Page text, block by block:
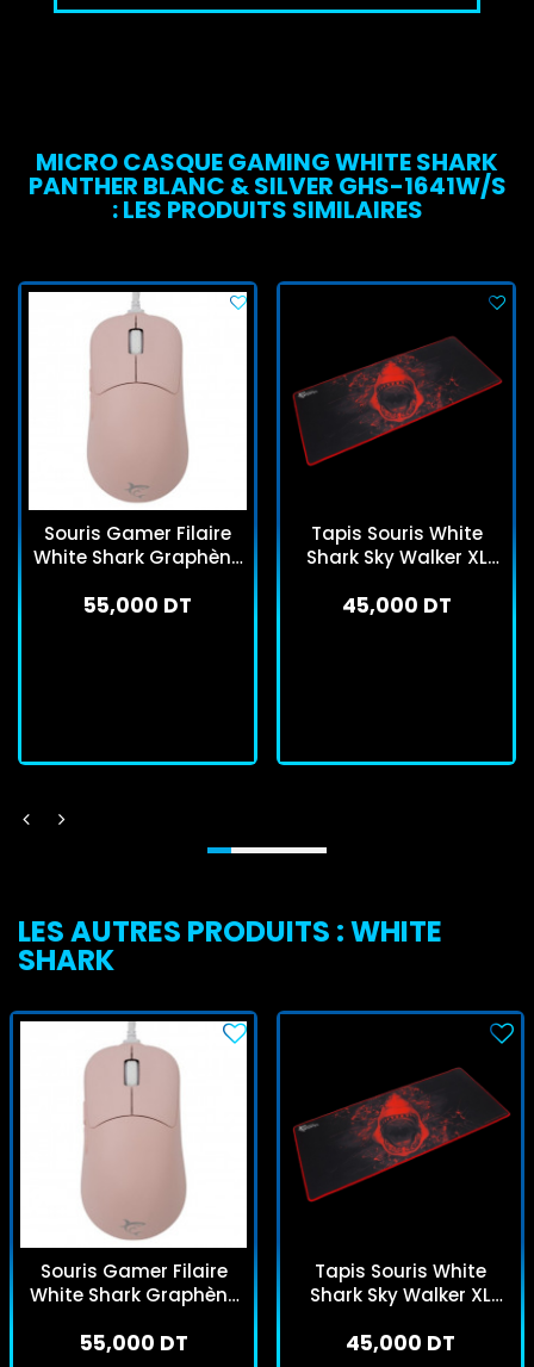
MICRO CASQUE GAMING WHITE SHARK
PANTHER BLANC & SILVER GHS-1641W/S
: LES PRODUITS SIMILAIRES
Souris Gamer Filaire
White Shark Graphène
55,000 DT
Tapis Souris White
Shark Sky Walker XL
Rouge
45,000 DT
LES AUTRES PRODUITS : WHITE
SHARK
Souris Gamer Filaire
White Shark Graphène
55,000 DT
Tapis Souris White
Shark Sky Walker XL
Rouge
45,000 DT